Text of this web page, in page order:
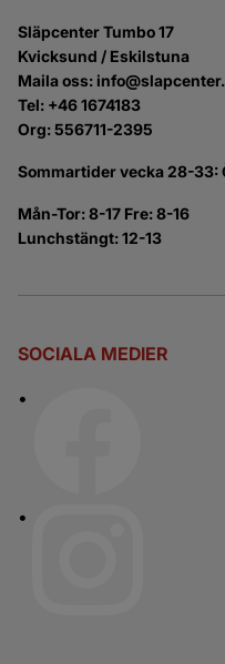
Släpcenter Tumbo 17
Kvicksund / Eskilstuna
Maila oss:
Tel: +46 1674183
Org: 556711-2395
Sommartider vecka 28-33:
Mån-Tor: 8-17 Fre: 8-16
Lunchstängt: 12-13
SOCIALA MEDIER